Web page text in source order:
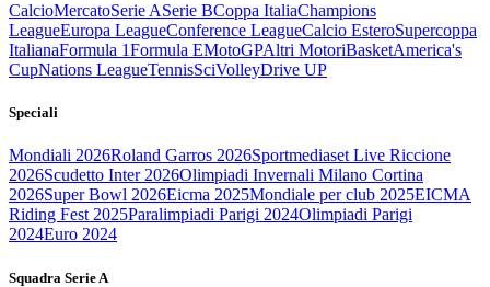
CalcioMercatoSerie ASerie BCoppa ItaliaChampions
LeagueEuropa LeagueConference LeagueCalcio EsteroSupercoppa
ItalianaFormula 1Formula EMotoGPAltri MotoriBasketAmerica's
CupNations LeagueTennisSciVolleyDrive UP
Speciali
Mondiali 2026Roland Garros 2026Sportmediaset Live Riccione
2026Scudetto Inter 2026Olimpiadi Invernali Milano Cortina
2026Super Bowl 2026Eicma 2025Mondiale per club 2025EICMA
Riding Fest 2025Paralimpiadi Parigi 2024Olimpiadi Parigi
2024Euro 2024
Squadra Serie A